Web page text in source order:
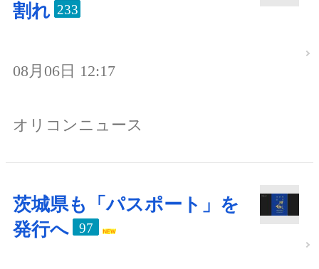
割れ 233
08月06日 12:17
オリコンニュース
茨城県も「パスポート」を
発行へ
97